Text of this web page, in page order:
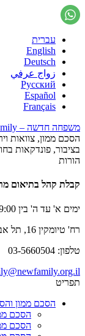
עברית
English
Deutsch
زواج عرفي
Русский
Español
Français
משפחה חדשה – New Family – הארגון לקידום זכויות המשפחה
הסכם ממון, צוואות
בציבור, פונדקאות
הורות
קבלת קהל בתיאום
ימים א' עד ה' בין 09:00 ל 17:00
רח' טיומקין 16, תל אביב
טלפון: 03-5660504
תפריט
הסכם ממון
הסכם
הסכם